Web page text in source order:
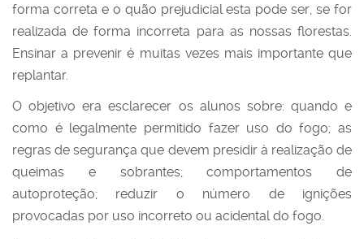
forma correta e o quão prejudicial esta pode ser, se for
realizada de forma incorreta para as nossas florestas.
Ensinar a prevenir é muitas vezes mais importante que
replantar.
O objetivo era esclarecer os alunos sobre: quando e
como é legalmente permitido fazer uso do fogo; as
regras de segurança que devem presidir à realização de
queimas e sobrantes; comportamentos de
autoproteção; reduzir o número de ignições
provocadas por uso incorreto ou acidental do fogo.